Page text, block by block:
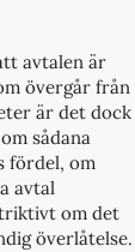
avtalen är
övergår från
är det dock
sådana
fördel, om
avtal
om det
överlåtelse.